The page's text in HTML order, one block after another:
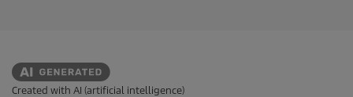
Created with AI (artificial intelligence)